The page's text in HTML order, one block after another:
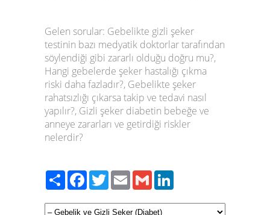
Gelen sorular: Gebelikte gizli şeker
testinin bazı medyatik doktorlar tarafından
söylendiği gibi zararlı olduğu doğru mu?,
Hangi gebelerde şeker hastalığı çıkma
riski daha fazladır?, Gebelikte şeker
rahatsızlığı çıkarsa takip ve tedavi nasıl
yapılır?, Gizli şeker diabetin bebeğe ve
anneye zararları ve getirdiği riskler
nelerdir?
PaylaşFacebook
TwitterEmailGmail